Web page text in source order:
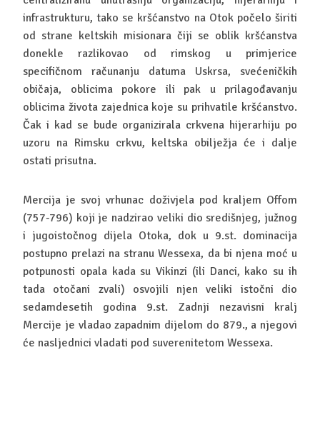
infrastrukturu, tako se kršćanstvo na Otok počelo širiti
od strane keltskih misionara čiji se oblik kršćanstva
donekle razlikovao od rimskog u primjerice
specifičnom računanju datuma Uskrsa, svećeničkih
običaja, oblicima pokore ili pak u prilagođavanju
oblicima života zajednica koje su prihvatile kršćanstvo.
Čak i kad se bude organizirala crkvena hijerarhiju po
uzoru na Rimsku crkvu, keltska obilježja će i dalje
ostati prisutna.
Mercija je svoj vrhunac doživjela pod kraljem Offom
(757-796) koji je nadzirao veliki dio središnjeg, južnog
i jugoistočnog dijela Otoka, dok u 9.st. dominacija
postupno prelazi na stranu Wessexa, da bi njena moć u
potpunosti opala kada su Vikinzi (ili Danci, kako su ih
tada otočani zvali) osvojili njen veliki istočni dio
sedamdesetih godina 9.st. Zadnji nezavisni kralj
Mercije je vladao zapadnim dijelom do 879., a njegovi
će nasljednici vladati pod suverenitetom Wessexa.